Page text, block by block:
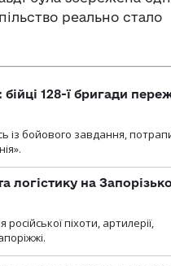
реально стало
128-ї бригади
із бойового завдання,
логістику на
піхоти, артилерії,